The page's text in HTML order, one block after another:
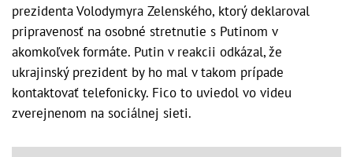
prezidenta Volodymyra Zelenského, ktorý deklaroval
pripravenosť na osobné stretnutie s Putinom v
akomkoľvek formáte. Putin v reakcii odkázal, že
ukrajinský prezident by ho mal v takom prípade
kontaktovať telefonicky. Fico to uviedol vo videu
zverejnenom na sociálnej sieti.